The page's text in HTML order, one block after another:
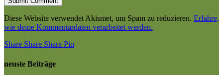
Diese Website verwendet Akismet, um Spam zu reduzieren. Erfahre,
wie deine Kommentardaten verarbeitet werden.
Share
Share Share Share Pin
neuste Beiträge